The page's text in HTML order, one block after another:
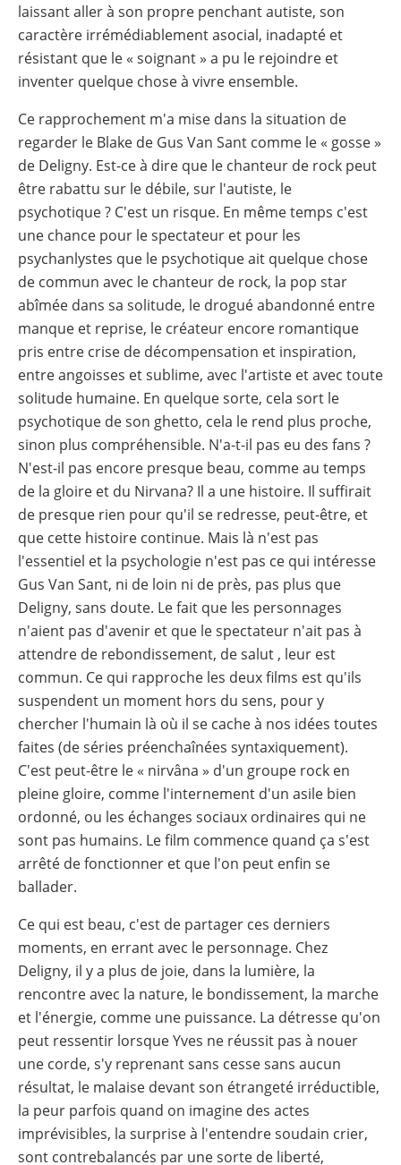
laissant aller à son propre penchant autiste, son
caractère irrémédiablement asocial, inadapté et
résistant que le « soignant » a pu le rejoindre et
inventer quelque chose à vivre ensemble.
Ce rapprochement m'a mise dans la situation de
regarder le Blake de Gus Van Sant comme le « gosse »
de Deligny. Est-ce à dire que le chanteur de rock peut
être rabattu sur le débile, sur l'autiste, le
psychotique ? C'est un risque. En même temps c'est
une chance pour le spectateur et pour les
psychanlystes que le psychotique ait quelque chose
de commun avec le chanteur de rock, la pop star
abîmée dans sa solitude, le drogué abandonné entre
manque et reprise, le créateur encore romantique
pris entre crise de décompensation et inspiration,
entre angoisses et sublime, avec l'artiste et avec toute
solitude humaine. En quelque sorte, cela sort le
psychotique de son ghetto, cela le rend plus proche,
sinon plus compréhensible. N'a-t-il pas eu des fans ?
N'est-il pas encore presque beau, comme au temps
de la gloire et du Nirvana? Il a une histoire. Il suffirait
de presque rien pour qu'il se redresse, peut-être, et
que cette histoire continue. Mais là n'est pas
l'essentiel et la psychologie n'est pas ce qui intéresse
Gus Van Sant, ni de loin ni de près, pas plus que
Deligny, sans doute. Le fait que les personnages
n'aient pas d'avenir et que le spectateur n'ait pas à
attendre de rebondissement, de salut , leur est
commun. Ce qui rapproche les deux films est qu'ils
suspendent un moment hors du sens, pour y
chercher l'humain là où il se cache à nos idées toutes
faites (de séries préenchaînées syntaxiquement).
C'est peut-être le « nirvâna » d'un groupe rock en
pleine gloire, comme l'internement d'un asile bien
ordonné, ou les échanges sociaux ordinaires qui ne
sont pas humains. Le film commence quand ça s'est
arrêté de fonctionner et que l'on peut enfin se
ballader.
Ce qui est beau, c'est de partager ces derniers
moments, en errant avec le personnage. Chez
Deligny, il y a plus de joie, dans la lumière, la
rencontre avec la nature, le bondissement, la marche
et l'énergie, comme une puissance. La détresse qu'on
peut ressentir lorsque Yves ne réussit pas à nouer
une corde, s'y reprenant sans cesse sans aucun
résultat, le malaise devant son étrangeté irréductible,
la peur parfois quand on imagine des actes
imprévisibles, la surprise à l'entendre soudain crier,
sont contrebalancés par une sorte de liberté,